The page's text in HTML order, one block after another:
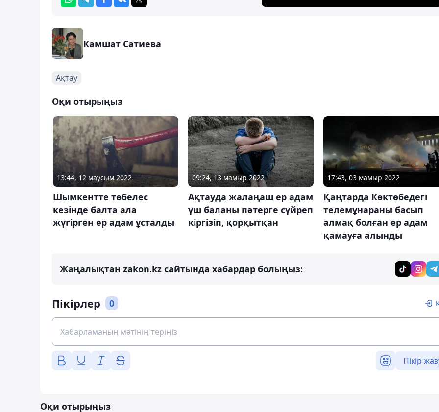
Камшат Сатиева
Ақтау
Оқи отырыңыз
13:44, 12 маусым 2022
Шымкентте төбелес
кезінде балта ала
жүгірген ер адам ұсталды
09:24, 13 мамыр 2022
Ақтауда жалаңаш ер адам
үш баланы пәтерге сүйреп
кіргізіп, қорқытқан
17:43, 03 мамыр 2022
Қаңтарда Көктөбедегі
телемұнараны басып
алмақ болған ер адам
қамауға алынды
Жаңалықтан zakon.kz сайтында хабардар болыңыз:
Пікірлер 0
Пікір
Оқи отырыңыз